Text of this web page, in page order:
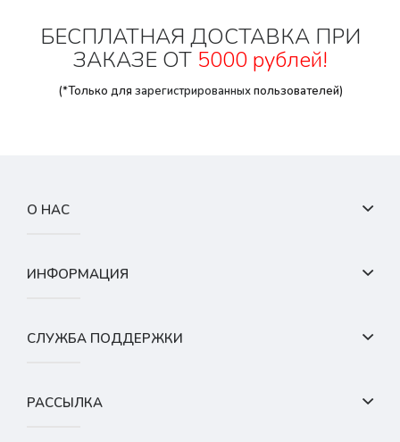
БЕСПЛАТНАЯ ДОСТАВКА ПРИ
ЗАКАЗЕ ОТ 5000 рублей!
(*Только для зарегистрированныхпользователей)
О НАС
ИНФОРМАЦИЯ
СЛУЖБА ПОДДЕРЖКИ
РАССЫЛКА